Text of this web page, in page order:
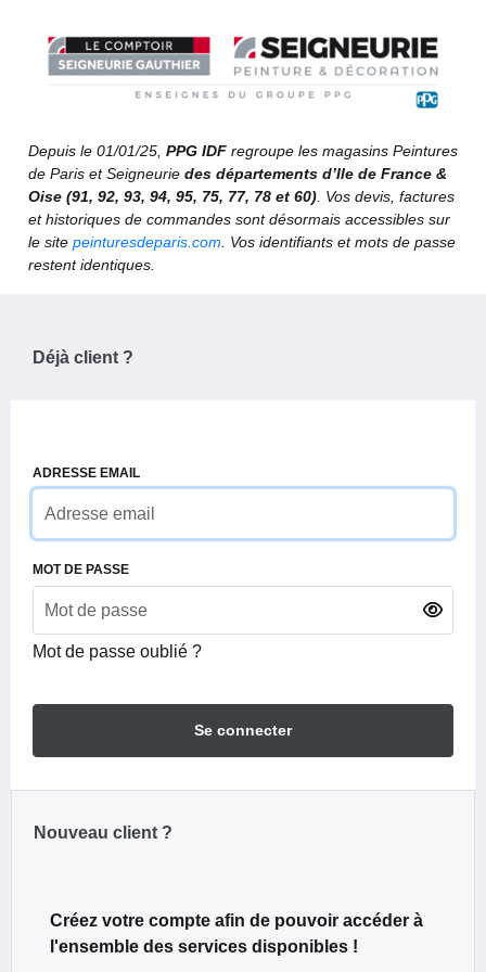
Depuis le 01/01/25, PPG IDF regroupe les magasins Peintures
de Paris et Seigneurie des départements d’Ile de France &
Oise (91, 92, 93, 94, 95, 75, 77, 78 et 60). Vos devis, factures
et historiques de commandes sont désormais accessibles sur
le site peinturesdeparis.com. Vos identifiants et mots de passe
restent identiques.
Déjà client ?
ADRESSE EMAIL
MOT DE PASSE
Mot de passe oublié ?
Se connecter
Nouveau client ?
Créez votre compte afin de pouvoir accéder à
l'ensemble des services disponibles !